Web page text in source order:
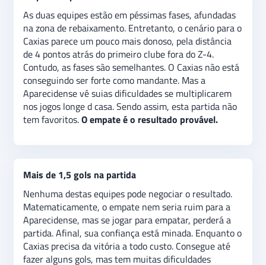
derrotas seguidas, sem vencer há 3 jogos. O palpite é
de empate, apostando em um duelo muito
equilibrado. Além disso, há a expectativa de que a
partida tenha pelo menos dois gols, indicando uma
aposta de “acima de 1,5 gols” no jogo.
As duas equipes estão em péssimas fases, afundadas
na zona de rebaixamento. Entretanto, o cenário para o
Caxias parece um pouco mais donoso, pela distância
de 4 pontos atrás do primeiro clube fora do Z-4.
Contudo, as fases são semelhantes. O Caxias não está
conseguindo ser forte como mandante. Mas a
Aparecidense vê suias dificuldades se multiplicarem
nos jogos longe d casa. Sendo assim, esta partida não
tem favoritos.O empate é o resultado provável.
Mais de 1,5 gols na partida
Nenhuma destas equipes pode negociar o resultado.
Matematicamente, o empate nem seria ruim para a
Aparecidense, mas se jogar para empatar, perderá a
partida. Afinal, sua confiança está minada. Enquanto o
Caxias precisa da vitória a todo custo. Consegue até
fazer alguns gols, mas tem muitas dificuldades